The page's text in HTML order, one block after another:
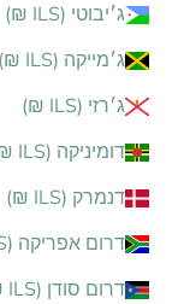
ג׳יבוטי (ILS ₪)
ג׳מייקה (ILS ₪)
ג׳רזי (ILS ₪)
דומיניקה (ILS ₪)
דנמרק (ILS ₪)
דרום אפריקה (ILS ₪)
דרום סודן (ILS ₪)